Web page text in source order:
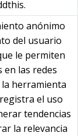
anónimo
del usuario
le permiten
las redes
herramienta
el uso
tendencias
la relevancia